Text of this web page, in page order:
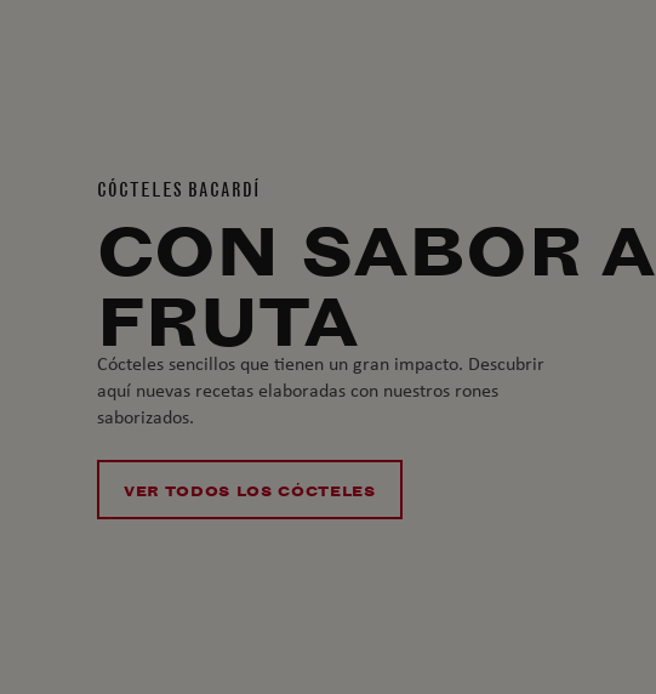
CÓCTELES BACARDÍ
CON SABOR A
FRUTA
Cócteles sencillos que tienen un gran impacto. Descubrir
aquí nuevas recetas elaboradas con nuestros rones
saborizados.
VER TODOS LOS CÓCTELES